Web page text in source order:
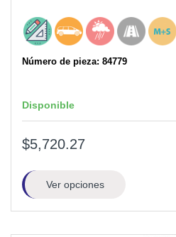
Número de pieza: 84779
Disponible
$5,720.27
Ver opciones